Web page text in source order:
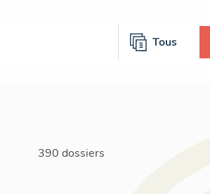
Tous
390 dossiers